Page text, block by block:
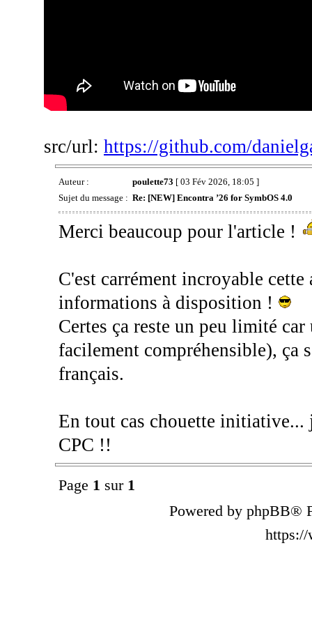
src/url: https://github.com/
Auteur : poulette73 [ 03 Fév 2026, 18:05 ]
Sujet du message : Re: [NEW] Encontra ’26 for SymbOS 4.0
Merci beaucoup pour l'article !
C'est carrément incroyable
informations à disposition !
Certes ça reste un peu limité
facilement compréhensible), ça
français.
En tout cas chouette
CPC !!
Page 1 sur 1
Powered by phpBB®
https://